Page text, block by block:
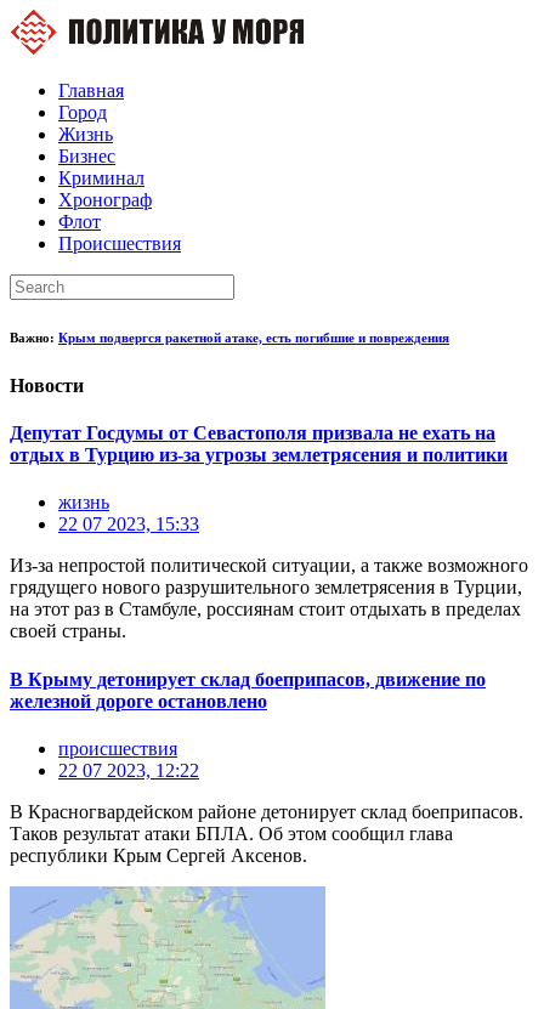
Главная
Город
Жизнь
Бизнес
Криминал
Хронограф
Флот
Происшествия
Важно: Крым подвергся ракетной атаке, есть погибшие и повреждения
Новости
Депутат Госдумы от Севастополя призвала не ехать на
отдых в Турцию из-за угрозы землетрясения и политики
жизнь
22 07 2023, 15:33
Из-за непростой политической ситуации, а также возможного
грядущего нового разрушительного землетрясения в Турции,
на этот раз в Стамбуле, россиянам стоит отдыхать в пределах
своей страны.
В Крыму детонирует склад боеприпасов, движение по
железной дороге остановлено
происшествия
22 07 2023, 12:22
В Красногвардейском районе детонирует склад боеприпасов.
Таков результат атаки БПЛА. Об этом сообщил глава
республики Крым Сергей Аксенов.